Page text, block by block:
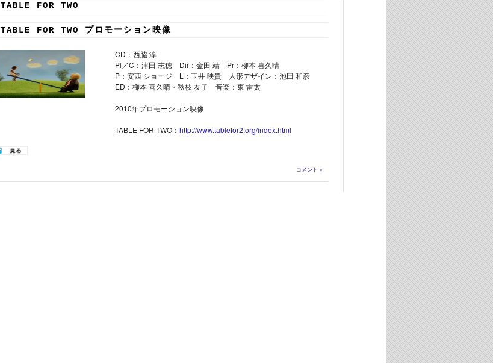
TABLE FOR TWO
TABLE FOR TWO プロモーション映像
CD：西脇 淳
Pl／C：津田 志穂 Dir：金田 靖 Pr：柳本 喜久晴
P：安西 ショージ L：玉井 映貴 人形デザイン：池田 和彦
ED：柳本 喜久晴・秋枝 友子 音楽：東 雷太
2010年プロモーション映像
TABLE FOR TWO： http://www.tablefor2.org/index.html
コメント »